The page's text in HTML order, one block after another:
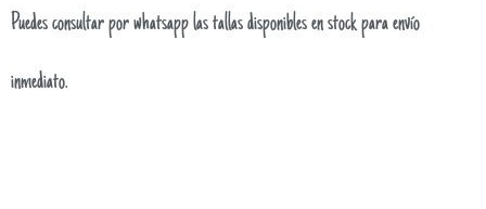
Puedes consultar por whatsapp las tallas disponibles en stock para envío
inmediato.